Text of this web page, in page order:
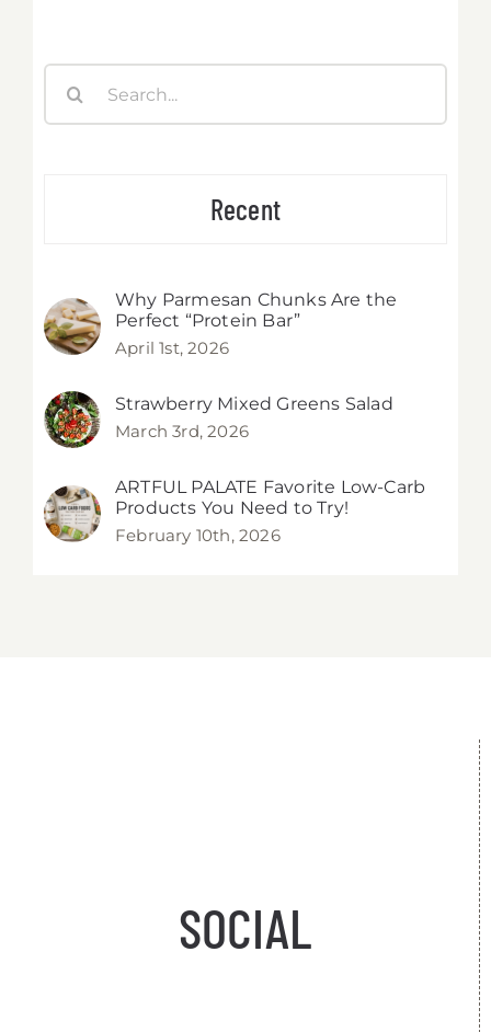
Recent
Why Parmesan Chunks Are the
Perfect “Protein Bar”
April 1st, 2026
Strawberry Mixed Greens Salad
March 3rd, 2026
ARTFUL PALATE Favorite Low-Carb
Products You Need to Try!
February 10th, 2026
SOCIAL